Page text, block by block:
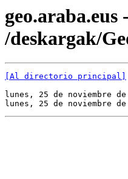
geo.araba.eus -
/deskargak/
[Al directorio principal]
lunes, 25 de
lunes, 25 de noviembre